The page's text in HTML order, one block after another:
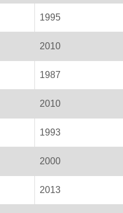
1995
2010
1987
2010
1993
2000
2013